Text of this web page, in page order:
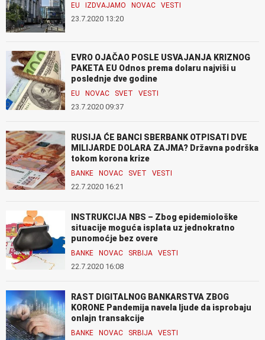
EU IZDVAJAMO NOVAC VESTI
23.7.2020 13:20
EVRO OJAČAO POSLE USVAJANJA KRIZNOG
PAKETA EU Odnos prema dolaru najviši u
poslednje dve godine
EU NOVAC SVET VESTI
23.7.2020 09:37
RUSIJA ĆE BANCI SBERBANK OTPISATI DVE
MILIJARDE DOLARA ZAJMA? Državna podrška
tokom korona krize
BANKE NOVAC SVET VESTI
22.7.2020 16:21
INSTRUKCIJA NBS – Zbog epidemiološke
situacije moguća isplata uz jednokratno
punomoćje bez overe
BANKE NOVAC SRBIJA VESTI
22.7.2020 16:08
RAST DIGITALNOG BANKARSTVA ZBOG
KORONE Pandemija navela ljude da isprobaju
onlajn transakcije
BANKE NOVAC SRBIJA VESTI